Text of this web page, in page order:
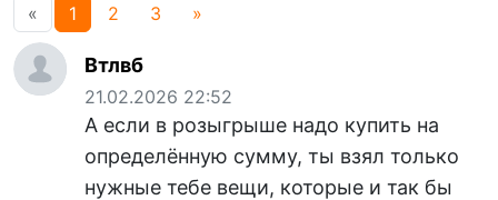
« 1 2 3 »
Втлвб
21.02.2026 22:52
А если в розыгрыше надо купить на
определённую сумму, ты взял только
нужные тебе вещи, которые и так бы